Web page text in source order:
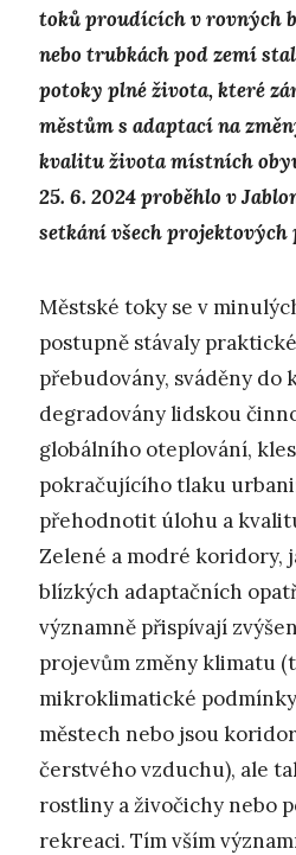
toků proudících v rovných
nebo trubkách pod zemí
potoky plné života, které
městům s adaptací na
kvalitu života místních
25. 6. 2024 proběhlo v
setkání všech projektových
Městské toky se v
postupně stávaly
přebudovány, sváděny do
degradovány lidskou
globálního oteplování,
pokračujícího tlaku
přehodnotit úlohu a
Zelené a modré koridory,
blízkých adaptačních
významně přispívají
projevům změny klimatu
mikroklimatické
městech nebo jsou
čerstvého vzduchu), ale
rostliny a živočichy nebo
rekreaci. Tím vším